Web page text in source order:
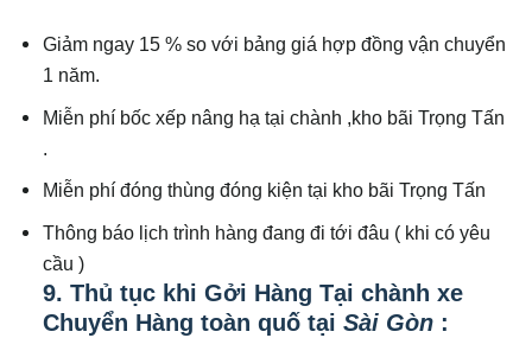
Giảm ngay 15 % so với bảng giá hợp đồng vận chuyển
1 năm.
Miễn phí bốc xếp nâng hạ tại chành ,kho bãi Trọng Tấn
Miễn phí đóng thùng đóng kiện tại kho bãi Trọng Tấn
Thông báo lịch trình hàng đang đi tới đâu ( khi có yêu
cầu )
9. Thủ tục khi Gởi Hàng Tại chành xe
Chuyển Hàng toàn quố tạiSài Gòn :